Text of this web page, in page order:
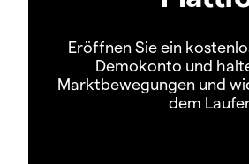
Eröffnen Sie ein
Demokonto und
Marktbewegungen und
dem